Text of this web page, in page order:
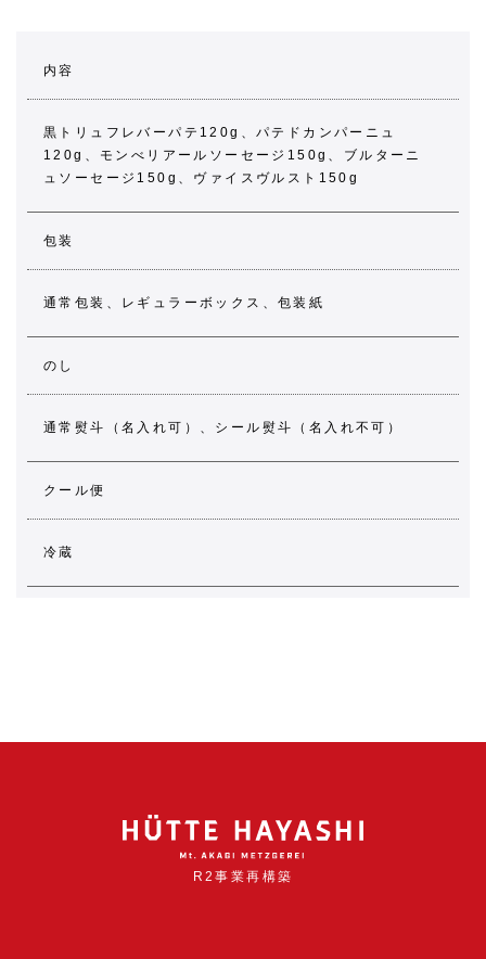
内容
黒トリュフレバーパテ120g、パテドカンパーニュ
120g、モンべリアールソーセージ150g、ブルターニ
ュソーセージ150g、ヴァイスヴルスト150g
包装
通常包装、レギュラーボックス、包装紙
のし
通常熨斗（名入れ可）、シール熨斗（名入れ不可）
クール便
冷蔵
R2事業再構築